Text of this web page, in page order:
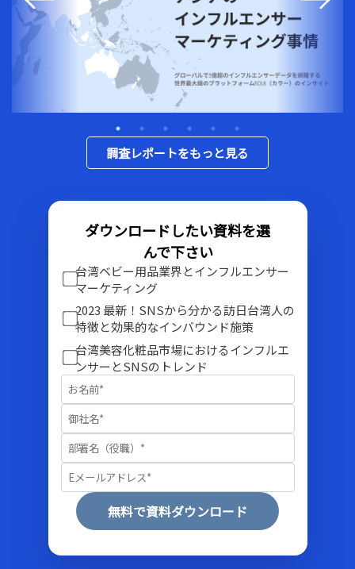
調査レポートをもっと見る
ダウンロードしたい資料を選
んで下さい
台湾ベビー用品業界とインフルエンサー
マーケティング
2023 最新！SNSから分かる訪日台湾人の
特徴と効果的なインバウンド施策
台湾美容化粧品市場におけるインフルエ
ンサーとSNSのトレンド
無料で資料ダウンロード